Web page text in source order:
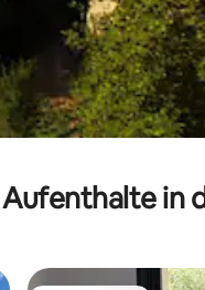
in